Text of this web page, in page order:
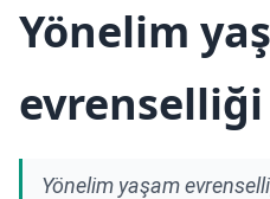
Yönelim
evrenselliği
Yönelim yaşam